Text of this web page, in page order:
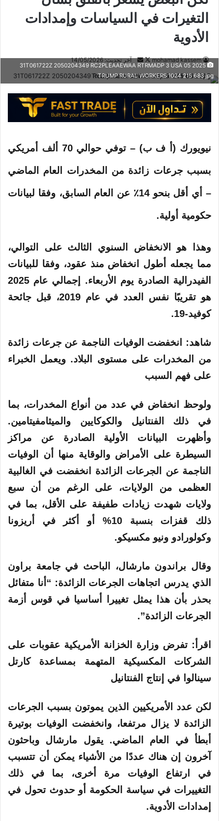
التغيرات في السياسات وإمدادات
الأدوية
mohamad kassem
ت
ب
ع
ع
ل
أ
س
ل
ر
ك
ي
ا
آخر تحديث: 14/05/2026
2025 05 31T061722Z 2050204349 RC2PLEAAEWAA RTRMADP 3 USA
TRUMP RURAL WORKERS 1024 215 683 jpg
نيويورك (أ ف ب) – توفي حوالي 70 ألف أمريكي
بسبب جرعات زائدة من المخدرات العام الماضي
– أي أقل بنحو 14٪ عن العام السابق، وفقا لبيانات
حكومية أولية.
وهذا هو الانخفاض السنوي الثالث على التوالي،
مما يجعله أطول انخفاض منذ عقود، وفقا للبيانات
الفيدرالية الصادرة يوم الأربعاء. إجمالي عام 2025
هو تقريبًا نفس العدد في عام 2019، قبل جائحة
كوفيد-19.
شاهد: انخفضت الوفيات الناجمة عن جرعات زائدة
من المخدرات على مستوى البلاد. ويعمل الخبراء
على فهم السبب
ولوحظ انخفاض في عدد من أنواع المخدرات، بما
في ذلك الفنتانيل والكوكايين والميثامفيتامين.
وأظهرت البيانات الأولية الصادرة عن مراكز
السيطرة على الأمراض والوقاية منها أن الوفيات
الناجمة عن الجرعات الزائدة انخفضت في الغالبية
العظمى من الولايات، على الرغم من أن سبع
ولايات شهدت زيادات طفيفة على الأقل، بما في
ذلك قفزات بنسبة 10% أو أكثر في أريزونا
وكولورادو ونيو مكسيكو.
وقال براندون مارشال، الباحث في جامعة براون
الذي يدرس اتجاهات الجرعات الزائدة: “أنا متفائل
بحذر بأن هذا يمثل تغييرا أساسيا في قوس أزمة
الجرعات الزائدة”.
اقرأ: تفرض وزارة الخزانة الأمريكية عقوبات على
الشركات المكسيكية المتهمة بمساعدة كارتل
سينالوا في إنتاج الفنتانيل
لكن عدد الأمريكيين الذين يموتون بسبب الجرعات
الزائدة لا يزال مرتفعا، وانخفضت الوفيات بوتيرة
أبطأ في العام الماضي. يقول مارشال وباحثون
آخرون إن هناك عددًا من الأشياء يمكن أن تتسبب
في ارتفاع الوفيات مرة أخرى، بما في ذلك
التغييرات في سياسة الحكومة أو حدوث تحول في
إمدادات الأدوية.